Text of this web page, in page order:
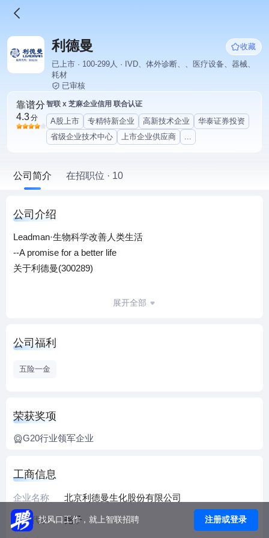
利德曼
收藏
已上市 · 100-299人 · IVD、体外诊断、、医疗设备、器械、
耗材
已审核
靠谱分
4.3分
智联 x 芝麻企业信用 联合认证
A股上市 专精特新企业 高新技术企业
华泰证券投资
省级企业技术中心
上市企业供应商 ...
公司简介 在招职位 · 10
公司介绍
Leadman·生物科学改善人类生活
--A promise for a better life
关于利德曼(300289)
北京利德曼生化股份有限公司(以下简称“利德曼”、“公司”)创
发、生产和销售于一体的高新技术企业，是我国临床体外诊
利德曼拥有达到国际先进水平的研发中心和参考实验室，并
于2008年5月顺利通过北京市药品监督管理局质量体系考核。
公司通过科研创新和严谨的管理，先后荣获了北京市高新技
研发中心和参考实验室；通过了YY/T 0287 idt ISO 13485质量
经过23年的发展，利德曼已从一个单一的生化诊断试剂生产
公司发展成为涵盖生化诊断试剂、诊断仪器、生化原料药等
多个领域的具有较高市场影响力的上市公司。利德曼已经成
展开全部
公司福利
五险一金
荣获奖项
G20行业领军企业
工商信息
企业名称 北京利德曼生化股份有限公司
法人代表 尧子
找风口工作，就上智联招聘 注册或登录